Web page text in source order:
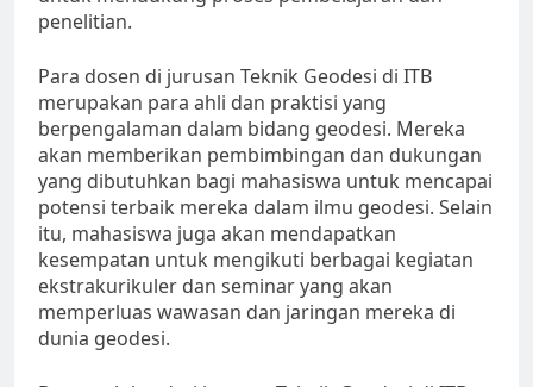
penelitian.
Para dosen di jurusan Teknik Geodesi di ITB
merupakan para ahli dan praktisi yang
berpengalaman dalam bidang geodesi. Mereka
akan memberikan pembimbingan dan dukungan
yang dibutuhkan bagi mahasiswa untuk mencapai
potensi terbaik mereka dalam ilmu geodesi. Selain
itu, mahasiswa juga akan mendapatkan
kesempatan untuk mengikuti berbagai kegiatan
ekstrakurikuler dan seminar yang akan
memperluas wawasan dan jaringan mereka di
dunia geodesi.